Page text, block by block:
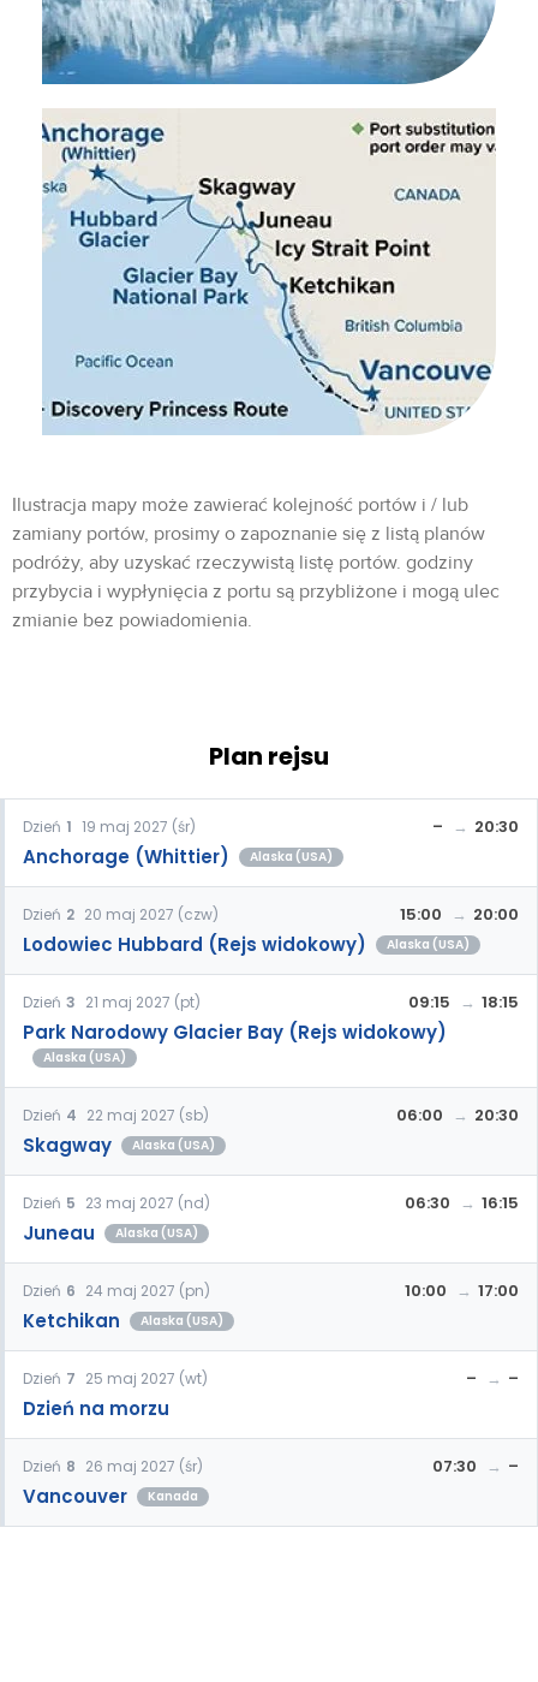
Ilustracja mapy może zawierać kolejność portów i / lub
zamiany portów, prosimy o zapoznanie się z listą planów
podróży, aby uzyskać rzeczywistą listę portów. godziny
przybycia i wypłynięcia z portu są przybliżone i mogą ulec
zmianie bez powiadomienia.
Plan rejsu
Dzień 1 19 maj 2027 (śr)
Anchorage (Whittier) Alaska (USA)
– 20:30
Dzień 2 20 maj 2027 (czw)
Lodowiec Hubbard (Rejs widokowy) Alaska (USA)
15:00 20:00
Dzień 3 21 maj 2027 (pt)
Park Narodowy Glacier Bay (Rejs widokowy)
Alaska (USA)
09:15 18:15
Dzień 4 22 maj 2027 (sb)
Skagway Alaska (USA)
06:00 20:30
Dzień 5 23 maj 2027 (nd)
Juneau Alaska (USA)
06:30 16:15
Dzień 6 24 maj 2027 (pn)
Ketchikan Alaska (USA)
10:00 17:00
Dzień 7 25 maj 2027 (wt)
Dzień na morzu
– –
Dzień 8 26 maj 2027 (śr)
Vancouver Kanada
07:30 –